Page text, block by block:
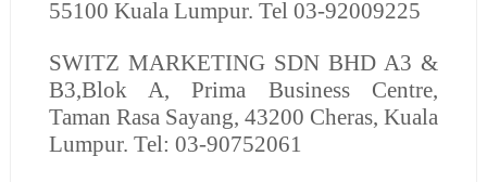
55100 Kuala Lumpur. Tel 03-92009225
SWITZ MARKETING SDN BHD A3 &
B3,Blok A, Prima Business Centre,
Taman Rasa Sayang, 43200 Cheras, Kuala
Lumpur. Tel: 03-90752061